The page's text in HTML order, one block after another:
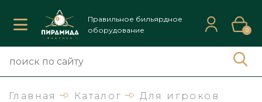
Правильное бильярдное
оборудование
0
Главная Каталог
Для игроков